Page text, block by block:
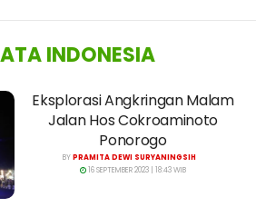
INDONESIA
Eksplorasi Angkringan Malam
Jalan Hos Cokroaminoto
Ponorogo
BYPRAMITA DEWI SURYANINGSIH
16 SEPTEMBER 2023 | 18:43 WIB